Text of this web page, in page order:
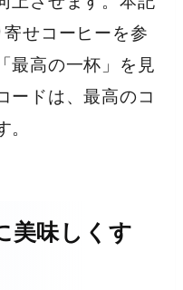
せコーヒーを参
最高の一杯」を見
ードは、最高のコ
美味しくす